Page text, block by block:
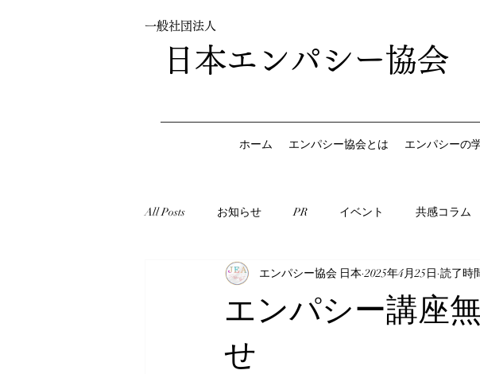
一般社団法人
日本エンパシー協会
ホーム エンパシー協会とは エンパシーの
All Posts お知らせ PR イベント 共感コラム
エンパシー講座
せ
エンパシー協会 日本 2025年4月25日 読了時